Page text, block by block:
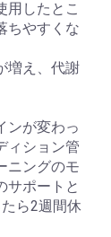
用したとこ
ちやすくな
増え、代謝
ンが変わっ
ィション管
ニングのモ
サポートと
ら2週間休